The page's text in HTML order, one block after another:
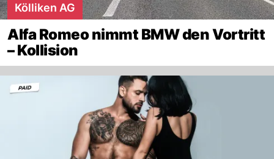
Kölliken AG
Alfa Romeo nimmt BMW den Vortritt
– Kollision